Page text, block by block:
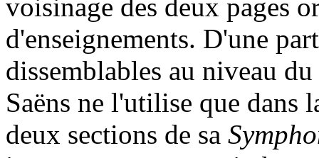
voisinage des deux pages
d'enseignements. D'une
dissemblables au niveau
Saëns ne l'utilise que dans
deux sections de sa